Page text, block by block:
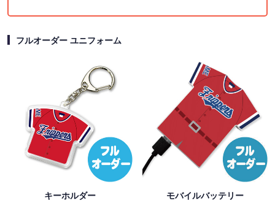
フルオーダー ユニフォーム
キーホルダー モバイルバッテリー